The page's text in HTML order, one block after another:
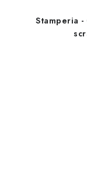
Stamperia -